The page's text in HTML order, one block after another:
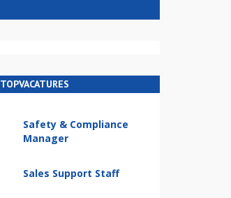
TOPVACATURES
Safety & Compliance
Manager
Sales Support Staff